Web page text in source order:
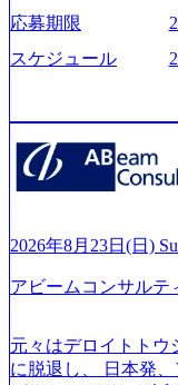
来黒字を維持し、急
円を目指す日本にも
ら黒字経営。年間
527843-d227-4df8-
age.googleapis.com/
es/
200x666.webp 年間
能 社内転職が活発
ことが可能 事業開
ス」型の組織体。社
165942_70f09968-
p ## 働き方／WLB
グ領域からその実行
貫して支援する総合
において非常に良質
手掛けたプロジェ
るグローバル化」「
ィアン・ウエスト
ンサルティング活
社「ARISE
ジタル人材育成の支
2/Accenture-
rs/corporate/
のキャリアブログ
応募期限
スケジュール
2026年8月23日(日)
アビームコンサルテ
元々はデロイトトウ
に脱退し、 日本発